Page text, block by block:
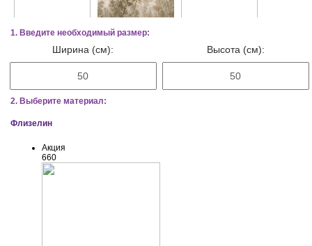
1. Введите необходимый размер:
Ширина (см): Высота (см):
2. Выберите материал:
Флизелин
Акция
660